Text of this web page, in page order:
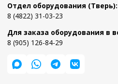
Отдел оборудования (Тверь):
8 (4822) 31-03-23
Для заказа оборудования в
8 (905) 126-84-29